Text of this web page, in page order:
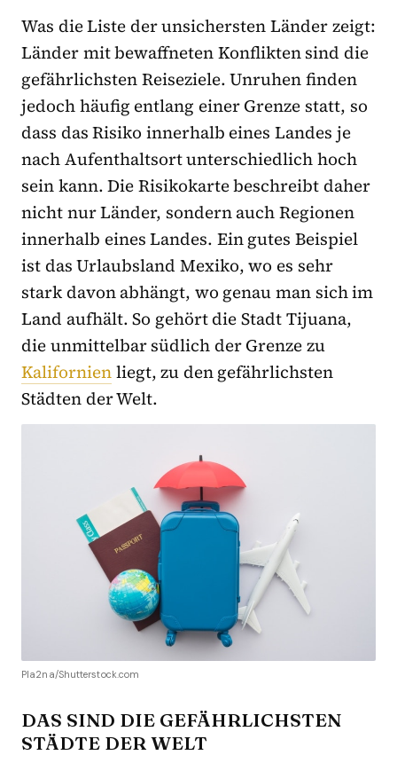
Was die Liste der unsichersten Länder zeigt:
Länder mit bewaffneten Konflikten sind die
gefährlichsten Reiseziele. Unruhen finden
jedoch häufig entlang einer Grenze statt, so
dass das Risiko innerhalb eines Landes je
nach Aufenthaltsort unterschiedlich hoch
sein kann. Die Risikokarte beschreibt daher
nicht nur Länder, sondern auch Regionen
innerhalb eines Landes. Ein gutes Beispiel
ist das Urlaubsland Mexiko, wo es sehr
stark davon abhängt, wo genau man sich im
Land aufhält. So gehört die Stadt Tijuana,
die unmittelbar südlich der Grenze zu
Kalifornienliegt, zu den gefährlichsten
Städten der Welt.
Pla2na/Shutterstock.com
DAS SIND DIE GEFÄHRLICHSTEN
STÄDTE DER WELT